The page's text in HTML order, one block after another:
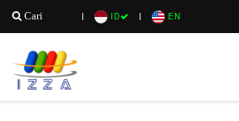
Cari ID EN